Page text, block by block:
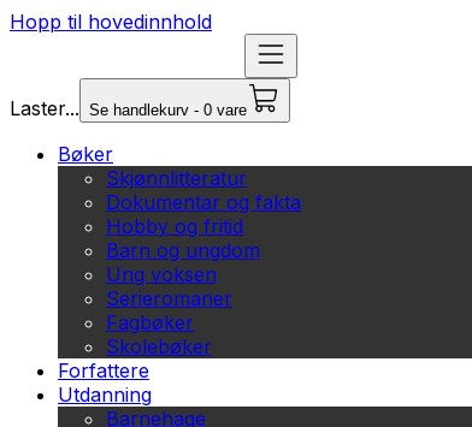
Hopp til hovedinnhold
Laster... Se handlekurv - 0 vare
Bøker
Skjønnlitteratur
Dokumentar og fakta
Hobby og fritid
Barn og ungdom
Ung voksen
Serieromaner
Fagbøker
Skolebøker
Forfattere
Utdanning
Barnehage